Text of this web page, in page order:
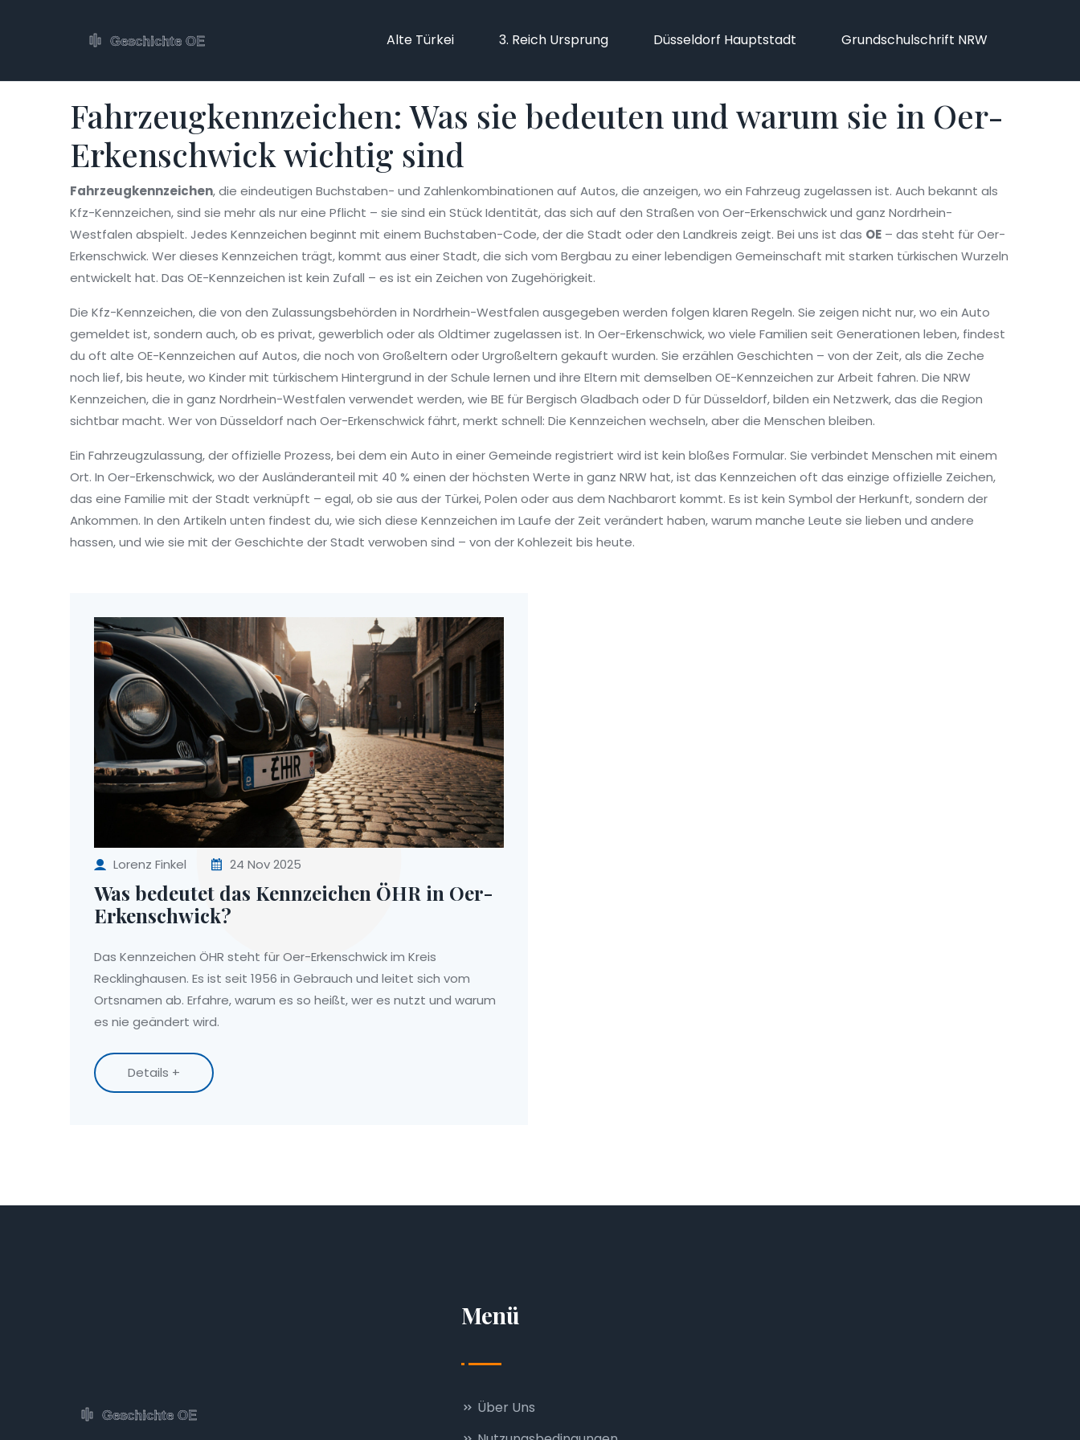
Alte Türkei 3. Reich Ursprung Düsseldorf Hauptstadt Grundschulschrift NRW
Fahrzeugkennzeichen: Was sie bedeuten und warum sie in Oer-
Erkenschwick wichtig sind
Fahrzeugkennzeichen,die eindeutigen Buchstaben- und Zahlenkombinationen auf Autos, die anzeigen, wo ein Fahrzeug zugelassen ist. Auch bekannt als
Kfz-Kennzeichen, sind sie mehr als nur eine Pflicht – sie sind ein Stück Identität, das sich auf den Straßen von Oer-Erkenschwick und ganz Nordrhein-
Westfalen abspielt. Jedes Kennzeichen beginnt mit einem Buchstaben-Code, der die Stadt oder den Landkreis zeigt. Bei uns ist das OE – das steht für Oer-
Erkenschwick. Wer dieses Kennzeichen trägt, kommt aus einer Stadt, die sich vom Bergbau zu einer lebendigen Gemeinschaft mit starken türkischen Wurzeln
entwickelt hat. Das OE-Kennzeichen ist kein Zufall – es ist ein Zeichen von Zugehörigkeit.
Die Kfz-Kennzeichen,die von den Zulassungsbehörden in Nordrhein-Westfalen ausgegeben werden folgen klaren Regeln. Sie zeigen nicht nur, wo ein Auto
gemeldet ist, sondern auch, ob es privat, gewerblich oder als Oldtimer zugelassen ist. In Oer-Erkenschwick, wo viele Familien seit Generationen leben, findest
du oft alte OE-Kennzeichen auf Autos, die noch von Großeltern oder Urgroßeltern gekauft wurden. Sie erzählen Geschichten – von der Zeit, als die Zeche
noch lief, bis heute, wo Kinder mit türkischem Hintergrund in der Schule lernen und ihre Eltern mit demselben OE-Kennzeichen zur Arbeit fahren. Die NRW
Kennzeichen,die in ganz Nordrhein-Westfalen verwendet werden, wie BE für Bergisch Gladbach oder D für Düsseldorf, bilden ein Netzwerk, das die Region
sichtbar macht. Wer von Düsseldorf nach Oer-Erkenschwick fährt, merkt schnell: Die Kennzeichen wechseln, aber die Menschen bleiben.
Ein Fahrzeugzulassung,der offizielle Prozess, bei dem ein Auto in einer Gemeinde registriert wird ist kein bloßes Formular. Sie verbindet Menschen mit einem
Ort. In Oer-Erkenschwick, wo der Ausländeranteil mit 40 % einen der höchsten Werte in ganz NRW hat, ist das Kennzeichen oft das einzige offizielle Zeichen,
das eine Familie mit der Stadt verknüpft – egal, ob sie aus der Türkei, Polen oder aus dem Nachbarort kommt. Es ist kein Symbol der Herkunft, sondern der
Ankommen. In den Artikeln unten findest du, wie sich diese Kennzeichen im Laufe der Zeit verändert haben, warum manche Leute sie lieben und andere
hassen, und wie sie mit der Geschichte der Stadt verwoben sind – von der Kohlezeit bis heute.
Lorenz Finkel 24 Nov 2025
Was bedeutet das Kennzeichen ÖHR in Oer-
Erkenschwick?
Das Kennzeichen ÖHR steht für Oer-Erkenschwick im Kreis
Recklinghausen. Es ist seit 1956 in Gebrauch und leitet sich vom
Ortsnamen ab. Erfahre, warum es so heißt, wer es nutzt und warum
es nie geändert wird.
Details +
Menü
Über Uns